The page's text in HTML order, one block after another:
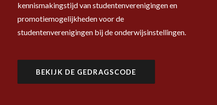
kennismakingstijd van studentenverenigingen en
promotiemogelijkheden voor de
studentenverenigingen bij de onderwijsinstellingen.
BEKIJK DE GEDRAGSCODE